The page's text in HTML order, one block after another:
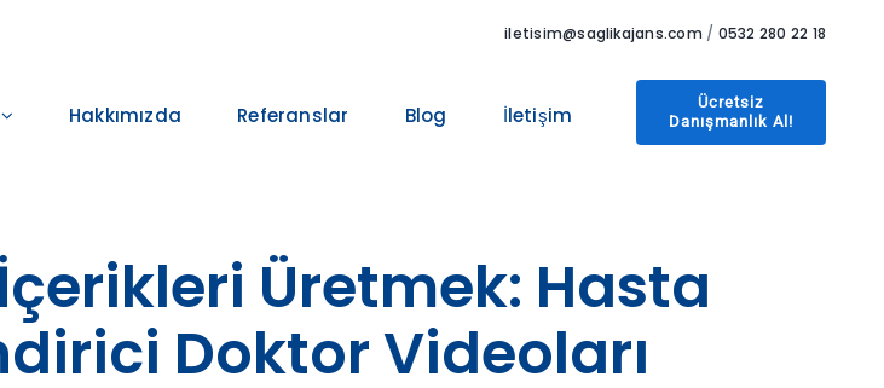
iletisim@saglikajans.com / 0532 280 22 18
Hakkımızda Referanslar Blog İletişim
Ücretsiz
Danışmanlık Al!
Üretmek: Hasta
Doktor Videoları